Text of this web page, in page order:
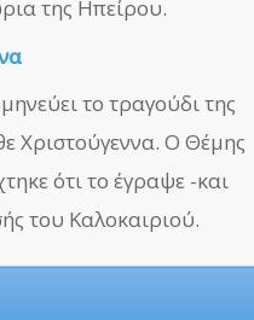
της Ηπείρου.
το τραγούδι της
Χριστούγεννα. Ο Θέμης
ότι το έγραψε -και
του Καλοκαιριού.